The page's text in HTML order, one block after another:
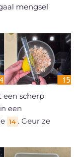
mengsel
een scherp
een
14 . Geur ze